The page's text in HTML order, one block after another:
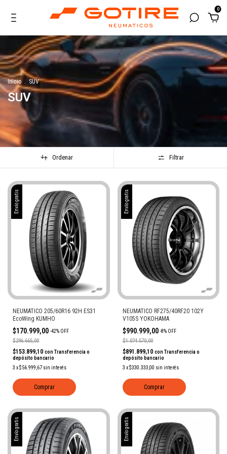
0
Inicio . SUV
SUV
Ordenar Filtrar
Envío gratis
NEUMATICO 205/60R16 92H ES31
EcoWing KUMHO
$170.999,00 -42% OFF
$296.665,00
$153.899,10 con Transferencia o
depósito bancario
3 x$56.999,67 sin interés
Comprar
Envío gratis
NEUMATICO RF275/40RF20 102Y
V105S YOKOHAMA
$990.999,00 -8% OFF
$1.074.570,00
$891.899,10 con Transferencia o
depósito bancario
3 x$330.333,00 sin interés
Comprar
Envío gratis Envío gratis